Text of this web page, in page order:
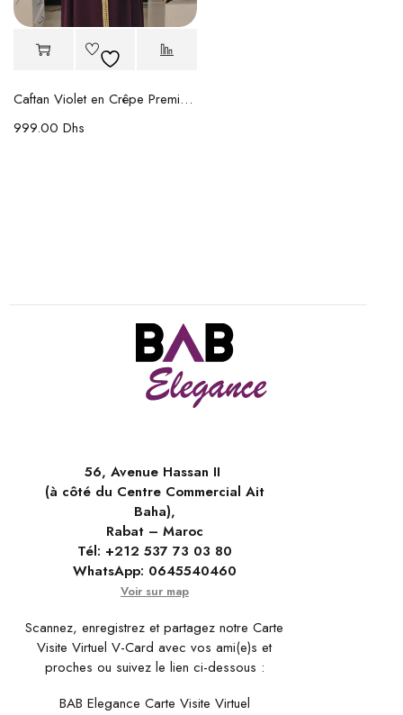
Caftan Violet en Crêpe Premium Brodé
999.00 Dhs
56, Avenue Hassan II
(à côté du Centre Commercial Ait
Baha),
Rabat – Maroc
Tél: +212 537 73 03 80
WhatsApp: 0645540460
Voir sur map
Scannez, enregistrez et partagez notre Carte
Visite Virtuel V-Card avec vos ami(e)s et
proches ou suivez le lien ci-dessous :
BAB Elegance Carte Visite Virtuel